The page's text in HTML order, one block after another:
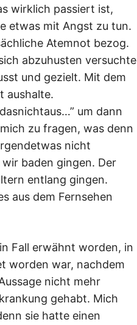
wirklich passiert ist,
etwas mit Angst zu tun.
Atemnot bezog.
abzuhusten versuchte
und gezielt. Mit dem
aushalte.
um dann
zu fragen, was denn
nicht
baden gingen. Der
entlang gingen.
aus dem Fernsehen
Fall erwähnt worden, in
worden war, nachdem
nicht mehr
gehabt. Mich
sie hatte einen